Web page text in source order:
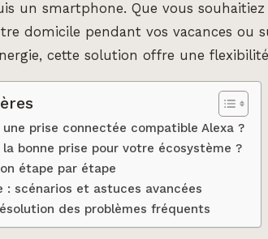
un smartphone. Que vous
domicile pendant vos vacances ou
cette solution offre une
prise connectée compatible Alexa ?
bonne prise pour votre écosystème ?
étape par étape
: scénarios et astuces avancées
des problèmes fréquents